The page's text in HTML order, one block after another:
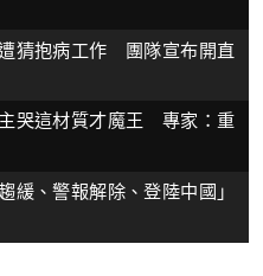
猜抱病工作 團隊宣布開直
哭這材質才魔王 專家：重
緩、警報解除、登陸中國」